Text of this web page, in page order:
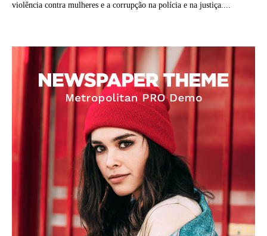
violência contra mulheres e a corrupção na polícia e na justiça....